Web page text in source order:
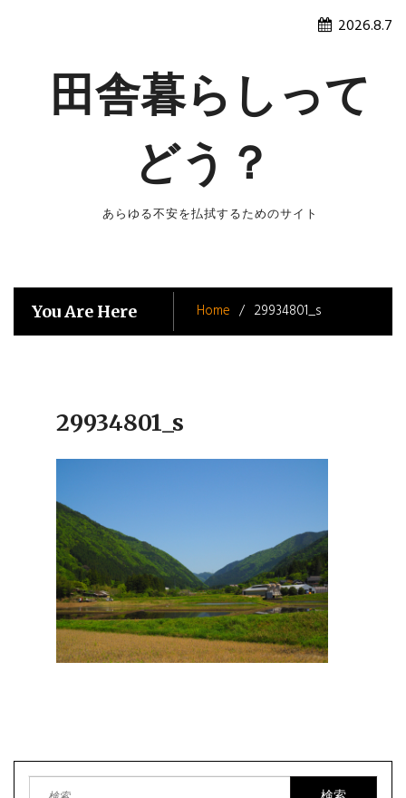
2026.8.7
田舎暮らしって
どう？
あらゆる不安を払拭するためのサイト
You Are Here Home 29934801_s
29934801_s
検